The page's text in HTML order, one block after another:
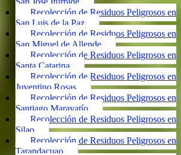
Recolección de Residuos Peligrosos en
San Luis de la Paz
Recolección de Residuos Peligrosos en
San Miguel de Allende
Recolección de Residuos Peligrosos en
Santa Catarina
Recolección de Residuos Peligrosos en
Juventino Rosas
Recolección de Residuos Peligrosos en
Santiago Maravatío
Recolección de Residuos Peligrosos en
Silao
Recolección de Residuos Peligrosos en
Tarandacuao